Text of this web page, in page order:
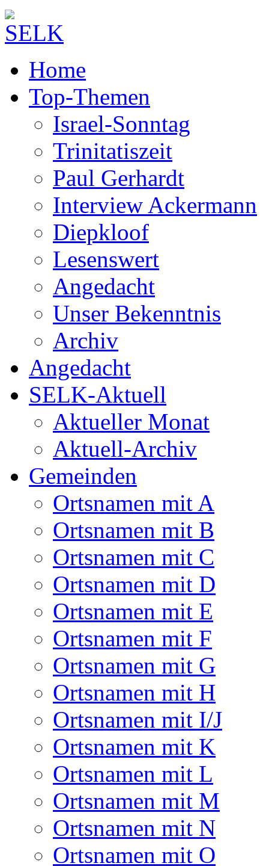
Home
Top-Themen
Israel-Sonntag
Trinitatiszeit
Paul Gerhardt
Interview Ackermann
Diepkloof
Lesenswert
Angedacht
Unser Bekenntnis
Archiv
Angedacht
SELK-Aktuell
Aktueller Monat
Aktuell-Archiv
Gemeinden
Ortsnamen mit A
Ortsnamen mit B
Ortsnamen mit C
Ortsnamen mit D
Ortsnamen mit E
Ortsnamen mit F
Ortsnamen mit G
Ortsnamen mit H
Ortsnamen mit I/J
Ortsnamen mit K
Ortsnamen mit L
Ortsnamen mit M
Ortsnamen mit N
Ortsnamen mit O